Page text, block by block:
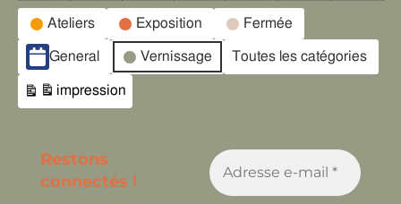
Catégories
d’évènement
Ateliers Exposition Fermée
General Vernissage Toutes les catégories
Vue
impression
Restons
connectés !